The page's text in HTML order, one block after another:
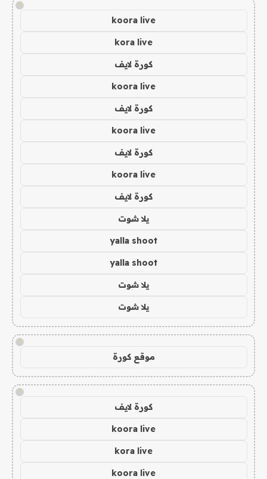
!
koora live
kora live
كورة لايف
koora live
كورة لايف
koora live
كورة لايف
koora live
كورة لايف
يلا شوت
yalla shoot
yalla shoot
يلا شوت
يلا شوت
!
موقع كورة
!
كورة لايف
koora live
kora live
koora live